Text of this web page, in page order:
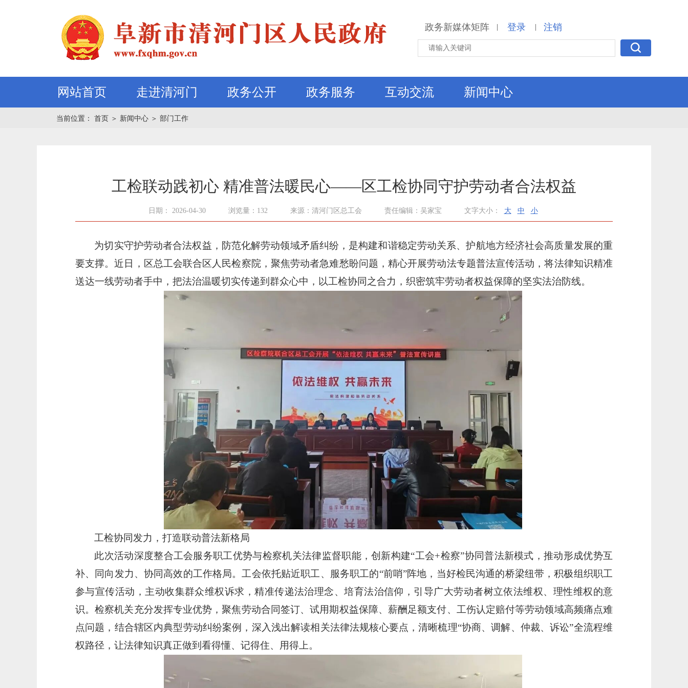
政务新媒体矩阵 | 登录 | 注销
网站首页 走进清河门 政务公开 政务服务 互动交流 新闻中心
当前位置： 首页 ＞ 新闻中心 ＞ 部门工作
工检联动践初心 精准普法暖民心——区工检协同守护劳动者合法权益
日期： 2026-04-30 浏览量：132 来源：清河门区总工会 责任编辑：吴家宝 文字大小： 大 中 小
为切实守护劳动者合法权益，防范化解劳动领域矛盾纠纷，是构建和谐稳定劳动关系、护航地方经济社会高质量发展的重
要支撑。近日，区总工会联合区人民检察院，聚焦劳动者急难愁盼问题，精心开展劳动法专题普法宣传活动，将法律知识精准
送达一线劳动者手中，把法治温暖切实传递到群众心中，以工检协同之合力，织密筑牢劳动者权益保障的坚实法治防线。
工检协同发力，打造联动普法新格局
此次活动深度整合工会服务职工优势与检察机关法律监督职能，创新构建“工会+检察”协同普法新模式，推动形成优势互
补、同向发力、协同高效的工作格局。工会依托贴近职工、服务职工的“前哨”阵地，当好检民沟通的桥梁纽带，积极组织职工
参与宣传活动，主动收集群众维权诉求，精准传递法治理念、培育法治信仰，引导广大劳动者树立依法维权、理性维权的意
识。检察机关充分发挥专业优势，聚焦劳动合同签订、试用期权益保障、薪酬足额支付、工伤认定赔付等劳动领域高频痛点难
点问题，结合辖区内典型劳动纠纷案例，深入浅出解读相关法律法规核心要点，清晰梳理“协商、调解、仲裁、诉讼”全流程维
权路径，让法律知识真正做到看得懂、记得住、用得上。